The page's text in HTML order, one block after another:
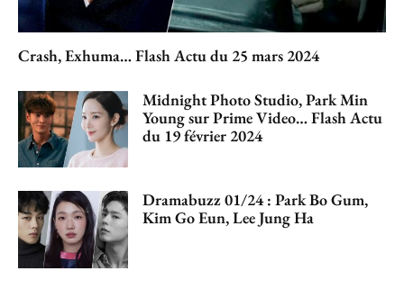
Crash, Exhuma… Flash Actu du 25 mars 2024
Midnight Photo Studio, Park Min
Young sur Prime Video… Flash Actu
du 19 février 2024
Dramabuzz 01/24 : Park Bo Gum,
Kim Go Eun, Lee Jung Ha